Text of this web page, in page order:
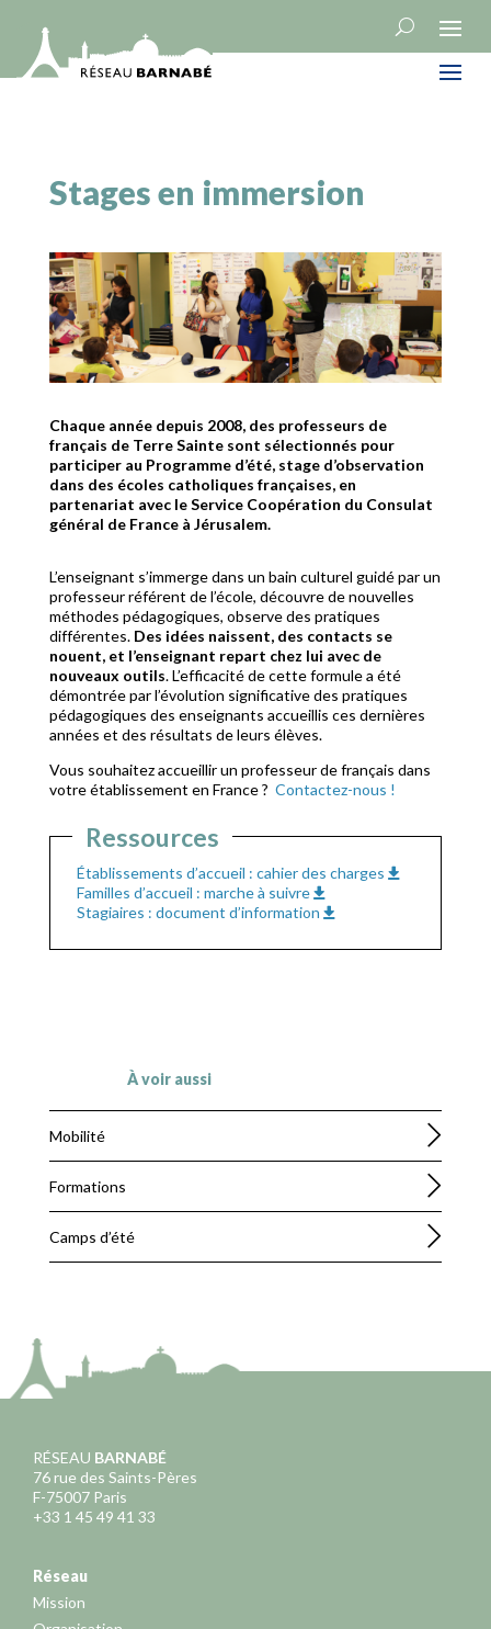
Stages en immersion
Chaque année depuis 2008, des professeurs de
français de Terre Sainte sont sélectionnés pour
participer au Programme d’été, stage d’observation
dans des écoles catholiques françaises, en
partenariat avec le Service Coopération du Consulat
général de France à Jérusalem.
L’enseignant s’immerge dans un bain culturel guidé par un
professeur référent de l’école, découvre de nouvelles
méthodes pédagogiques, observe des pratiques
différentes. Des idées naissent, des contacts se
nouent, et l’enseignant repart chez lui avec de
nouveaux outils. L’efficacité de cette formule a été
démontrée par l’évolution significative des pratiques
pédagogiques des enseignants accueillis ces dernières
années et des résultats de leurs élèves.
Vous souhaitez accueillir un professeur de français dans
votre établissement en France ? Contactez-nous !
Ressources
Établissements d’accueil : cahier des charges
Familles d’accueil : marche à suivre
Stagiaires : document d’information
À voir aussi
Mobilité
Formations
Camps d’été
RÉSEAU BARNABÉ
76 rue des Saints-Pères
F-75007 Paris
+33 1 45 49 41 33
Réseau
Mission